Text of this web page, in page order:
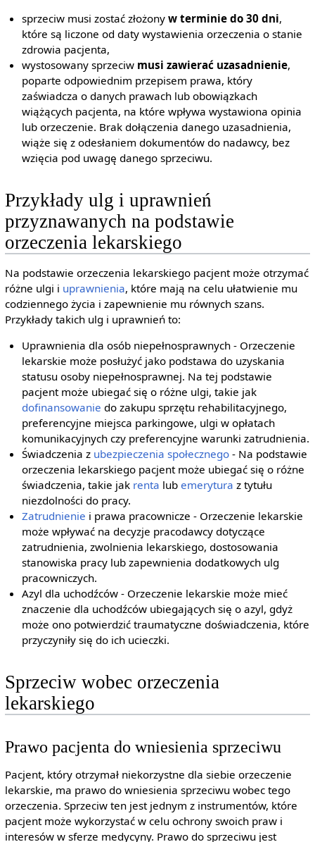
sprzeciw musi zostać złożonyw terminie do 30 dni,
które są liczone od daty wystawienia orzeczenia o stanie
zdrowia pacjenta,
wystosowany sprzeciw musi zawierać uzasadnienie,
poparte odpowiednim przepisem prawa, który
zaświadcza o danych prawach lub obowiązkach
wiążących pacjenta, na które wpływa wystawiona opinia
lub orzeczenie. Brak dołączenia danego uzasadnienia,
wiąże się z odesłaniem dokumentów do nadawcy, bez
wzięcia pod uwagę danego sprzeciwu.
Przykłady ulg i uprawnień
przyznawanych na podstawie
orzeczenia lekarskiego
Na podstawie orzeczenia lekarskiego pacjent może otrzymać
różne ulgi i uprawnienia, które mają na celu ułatwienie mu
codziennego życia i zapewnienie mu równych szans.
Przykłady takich ulg i uprawnień to:
Uprawnienia dla osób niepełnosprawnych - Orzeczenie
lekarskie może posłużyć jako podstawa do uzyskania
statusu osoby niepełnosprawnej. Na tej podstawie
pacjent może ubiegać się o różne ulgi, takie jak
dofinansowanie do zakupu sprzętu rehabilitacyjnego,
preferencyjne miejsca parkingowe, ulgi w opłatach
komunikacyjnych czy preferencyjne warunki zatrudnienia.
Świadczenia z ubezpieczenia społecznego - Na podstawie
orzeczenia lekarskiego pacjent może ubiegać się o różne
świadczenia, takie jak renta lubemerytura z tytułu
niezdolności do pracy.
Zatrudnienie i prawa pracownicze - Orzeczenie lekarskie
może wpływać na decyzje pracodawcy dotyczące
zatrudnienia, zwolnienia lekarskiego, dostosowania
stanowiska pracy lub zapewnienia dodatkowych ulg
pracowniczych.
Azyl dla uchodźców - Orzeczenie lekarskie może mieć
znaczenie dla uchodźców ubiegających się o azyl, gdyż
może ono potwierdzić traumatyczne doświadczenia, które
przyczyniły się do ich ucieczki.
Sprzeciw wobec orzeczenia
lekarskiego
Prawo pacjenta do wniesienia sprzeciwu
Pacjent, który otrzymał niekorzystne dla siebie orzeczenie
lekarskie, ma prawo do wniesienia sprzeciwu wobec tego
orzeczenia. Sprzeciw ten jest jednym z instrumentów, które
pacjent może wykorzystać w celu ochrony swoich praw i
interesów w sferze medycyny. Prawo do sprzeciwu jest